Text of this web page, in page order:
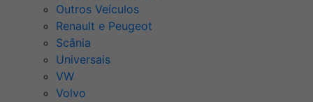
Outros Veículos
Renault e Peugeot
Scânia
Universais
VW
Volvo